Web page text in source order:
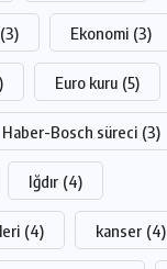
(3) Ekonomi (3)
Euro kuru (5)
Haber-Bosch süreci (3)
Iğdır (4)
(4) kanser (4)